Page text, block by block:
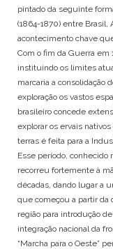
PIPIPÃ
POTIGUARA
TABAJARA
TAMOIOS
TAPIRAPÉ
TARIANA
TEMIMINÓ
TENETEHARA
TERENA
TUPINAMBÁ
TUXÁ
WAPICHANA
pintado da seguinte
(1864-1870) entre
acontecimento chave
Com o fim da Guerra
instituindo os limites
marcaria a consolidação
exploração os vastos
brasileiro concede
explorar os ervais
terras é feita para a
Esse período, conhecido
recorreu fortemente à
décadas, dando lugar a
que começou a partir da
região para introdução
integração nacional da
“Marcha para o Oeste”